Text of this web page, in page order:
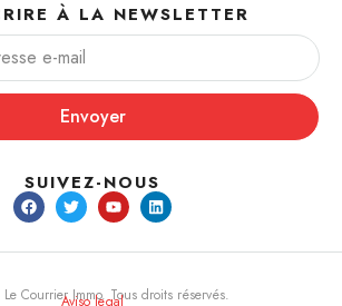
À LA NEWSLETTER
Envoyer
SUIVEZ-NOUS
Courrier Immo. Tous droits réservés.
Aviso legal